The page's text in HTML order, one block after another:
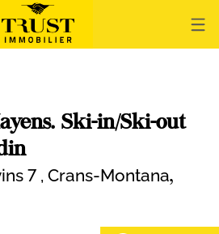
Ski-in/Ski-out
7 ,Crans-Montana,